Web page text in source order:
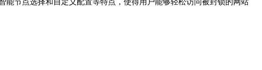
节点选择和自定义配置等特点，使得用户能够轻松访问被封锁的网站